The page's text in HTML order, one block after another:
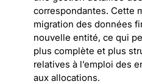
correspondantes. Cette
migration des données
nouvelle entité, ce qui
plus complète et plus
relatives à l’emploi des
aux allocations.